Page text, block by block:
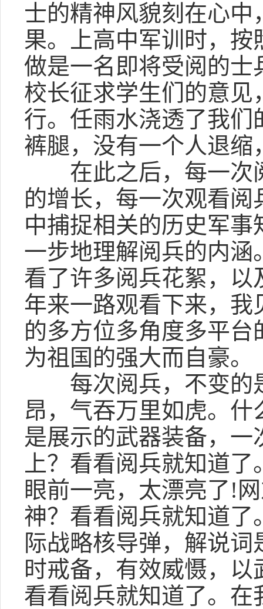
士的精神风貌刻在心
果。上高中军训时，
做是一名即将受阅的
校长征求学生们的意
行。任雨水浇透了我
裤腿，没有一个人退缩
在此之后，每一次
的增长，每一次观看
中捕捉相关的历史军
一步地理解阅兵的内
看了许多阅兵花絮，
年来一路观看下来，
的多方位多角度多平
为祖国的强大而自豪。
每次阅兵，不变的
昂，气吞万里如虎。
是展示的武器装备，
上？看看阅兵就知道
眼前一亮，太漂亮了!
神？看看阅兵就知道
际战略核导弹，解说
时戒备，有效威慑，
看看阅兵就知道了。